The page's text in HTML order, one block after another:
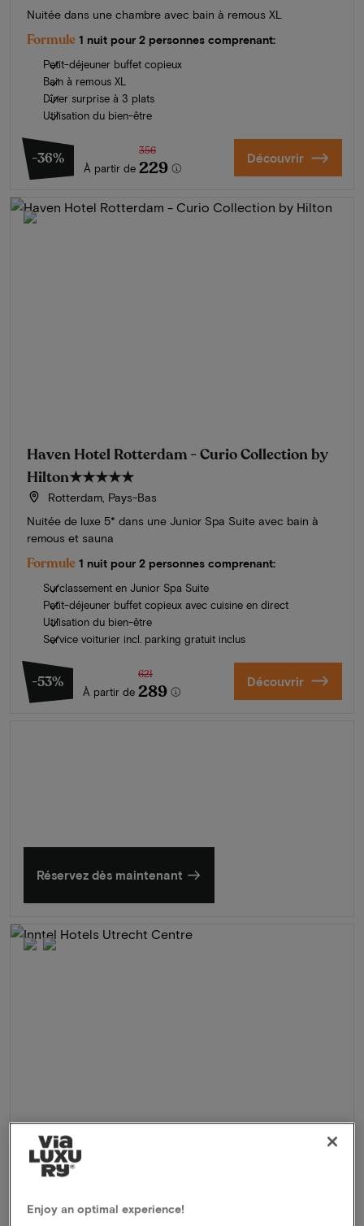
Nuitée dans une chambre avec bain à remous XL
Formule 1 nuit pour 2 personnes comprenant:
Petit-déjeuner buffet copieux
Bain à remous XL
Dîner surprise à 3 plats
Utilisation du bien-être
-36%
À partir de
356
229 Découvrir
Haven Hotel Rotterdam - Curio Collection by
Hilton★★★★★
Rotterdam, Pays-Bas
Nuitée de luxe 5* dans une Junior Spa Suite avec bain à
remous et sauna
Formule 1 nuit pour 2 personnes comprenant:
Surclassement en Junior Spa Suite
Petit-déjeuner buffet copieux avec cuisine en direct
Utilisation du bien-être
Service voiturier incl. parking gratuit inclus
-53%
À partir de
621
289 Découvrir
Réservez dès maintenant
Inntel Hotels Utrecht Centre
Enjoy an optimal experience!